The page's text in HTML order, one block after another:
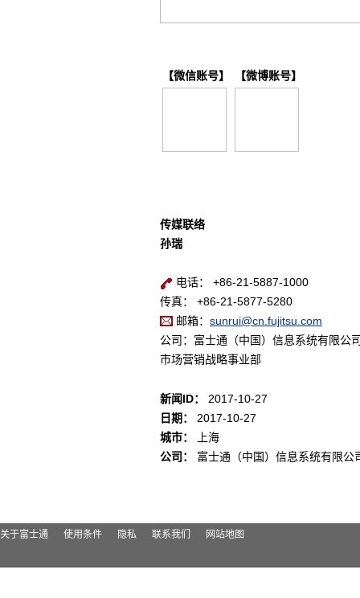
【微信账号】 【微博账号】
传媒联络
孙瑞
电话： +86-21-5887-1000
传真： +86-21-5877-5280
邮箱： sunrui@cn.fujitsu.com
公司：富士通（中国）信息系统有限公
市场营销战略事业部
新闻ID：
2017-10-27
日期：
2017-10-27
城市：
上海
公司：
富士通（中国）信息系统有限公
关于富士通 使用条件 隐私 联系我们 网站地图